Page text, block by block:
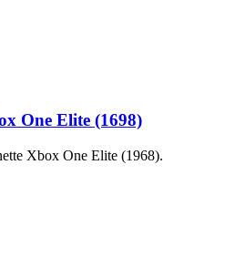
One Elite (1698)
Xbox One Elite (1968).